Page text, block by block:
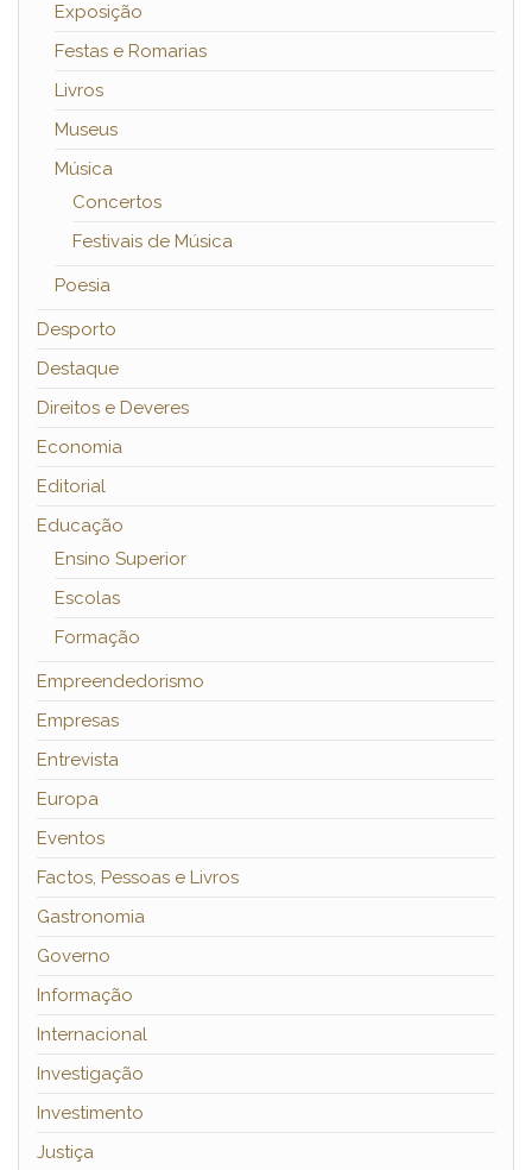
Exposição
Festas e Romarias
Livros
Museus
Música
Concertos
Festivais de Música
Poesia
Desporto
Destaque
Direitos e Deveres
Economia
Editorial
Educação
Ensino Superior
Escolas
Formação
Empreendedorismo
Empresas
Entrevista
Europa
Eventos
Factos, Pessoas e Livros
Gastronomia
Governo
Informação
Internacional
Investigação
Investimento
Justiça